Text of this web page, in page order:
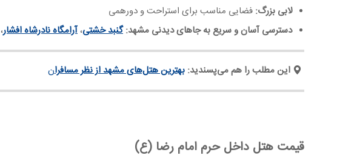
لابی بزرگ: فضایی مناسب برای استراحت و دورهمی
دسترسی آسان و سریع به جاهای دیدنی مشهد: گنبد خشتی،آرامگاه نادرشاه افشار،
این مطلب را هم می‌پسندید:بهترین هتل‌های مشهد از نظر مسافران
قیمت هتل داخل حرم امام رضا (ع)